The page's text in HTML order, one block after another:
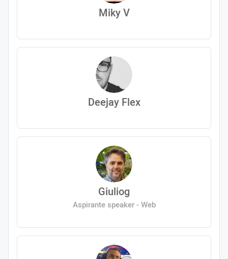
Miky V
Deejay Flex
Giuliog
Aspirante speaker - Web